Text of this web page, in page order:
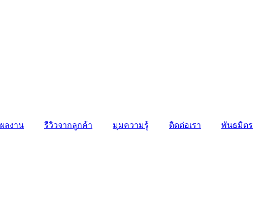
ผลงาน รีวิวจากลูกค้า มุมความรู้ ติดต่อเรา
พันธมิตร